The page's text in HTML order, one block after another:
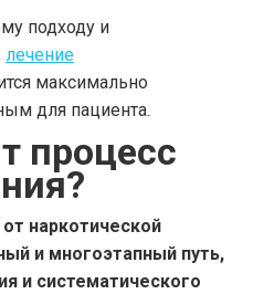
подходу и
лечение
максимально
для пациента.
процесс
наркотической
и многоэтапный путь,
и систематического